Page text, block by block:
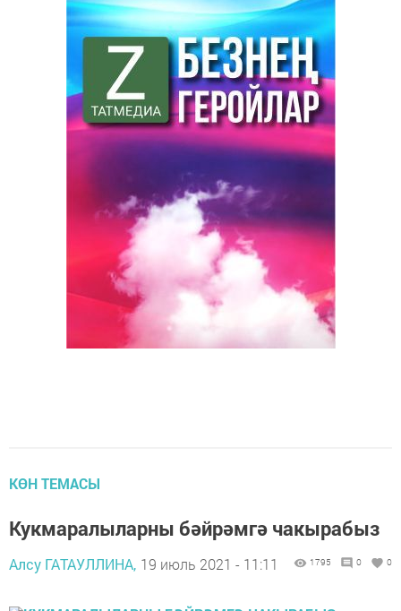
КӨН ТЕМАСЫ
Кукмаралыларны бәйрәмгә чакырабыз
Алсу ГАТАУЛЛИНА, 19 июль 2021 - 11:11 1795 0 0